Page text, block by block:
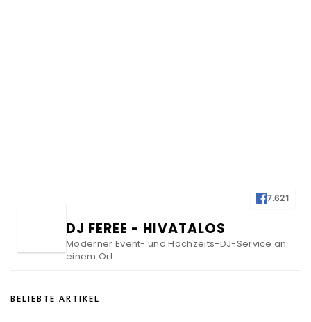
7.621
DJ FEREE - HIVATALOS
Moderner Event- und Hochzeits-DJ-Service an
einem Ort
BELIEBTE ARTIKEL